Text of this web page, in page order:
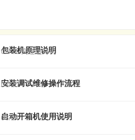
包装机原理说明
03/21 高速边封机
安装调试维修操作流程
03/20
自动开箱机使用说明
03/14